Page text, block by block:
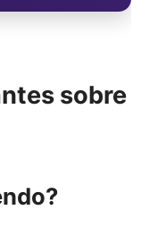
sobre